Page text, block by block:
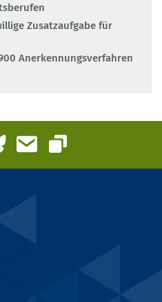
Zusatzaufgabe für
Anerkennungsverfahren
BlueskyE-Mail
Link kopieren